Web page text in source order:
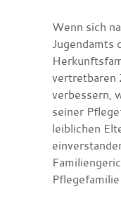
Wenn sich
Jugendamts
vertretbaren
verbessern,
seiner
leiblichen